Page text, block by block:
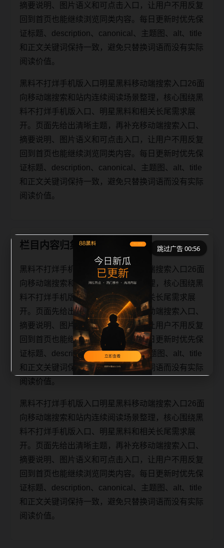
摘要说明、图片语义和可点击入口，让用户不用反复
回到首页也能继续浏览同类内容。每日更新时优先保
证标题、description、canonical、主题图、alt、title
和正文关键词保持一致，避免只替换词语而没有实际
阅读价值。
黑料不打烊手机版入口明星黑料移动端搜索入口26面
向移动端搜索和站内连续阅读场景整理，核心围绕黑
料不打烊手机版入口、明星黑料和相关长尾需求展
开。页面先给出清晰主题，再补充移动端搜索入口、
摘要说明、图片语义和可点击入口，让用户不用反复
回到首页也能继续浏览同类内容。每日更新时优先保
证标题、description、canonical、主题图、alt、title
和正文关键词保持一致，避免只替换词语而没有实际
阅读价值。
栏目内容归集
黑料不打烊手机版入口明星黑料移动端搜索入口26面
向移动端搜索和站内连续阅读场景整理，核心围绕黑
料不打烊手机版入口、明星黑料和相关长尾需求展
开。页面先给出清晰主题，再补充移动端搜索入口、
摘要说明、图片语义和可点击入口，让用户不用反复
回到首页也能继续浏览同类内容。每日更新时优先保
证标题、description、canonical、主题图、alt、title
和正文关键词保持一致，避免只替换词语而没有实际
阅读价值。
黑料不打烊手机版入口明星黑料移动端搜索入口26面
向移动端搜索和站内连续阅读场景整理，核心围绕黑
料不打烊手机版入口、明星黑料和相关长尾需求展
开。页面先给出清晰主题，再补充移动端搜索入口、
摘要说明、图片语义和可点击入口，让用户不用反复
回到首页也能继续浏览同类内容。每日更新时优先保
证标题、description、canonical、主题图、alt、title
和正文关键词保持一致，避免只替换词语而没有实际
阅读价值。
跳过广告 00:56